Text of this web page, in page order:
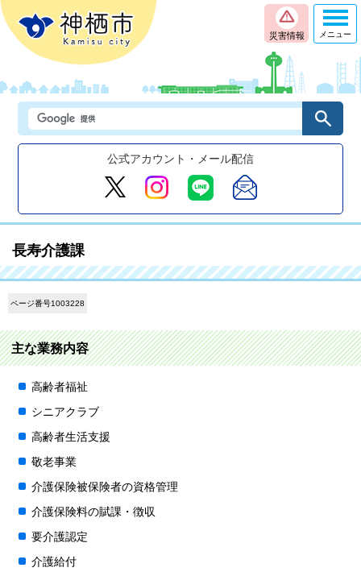
災害情報
公式アカウント・メール配信
メニュー
長寿介護課
ページ番号1003228
主な業務内容
高齢者福祉
シニアクラブ
高齢者生活支援
敬老事業
介護保険被保険者の資格管理
介護保険料の賦課・徴収
要介護認定
介護給付